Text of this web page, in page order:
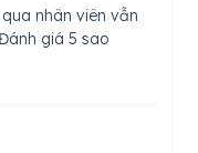
nhân viên vẫn
giá 5 sao